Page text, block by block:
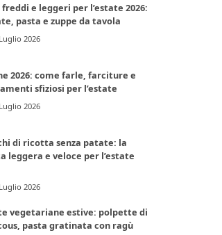
e leggeri per l’estate 2026:
pasta e zuppe da tavola
2026
2026: come farle, farciture e
sfiziosi per l’estate
2026
di ricotta senza patate: la
leggera e veloce per l’estate
2026
vegetariane estive: polpette di
pasta gratinata con ragù